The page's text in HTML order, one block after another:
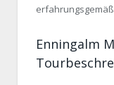
Enningalm